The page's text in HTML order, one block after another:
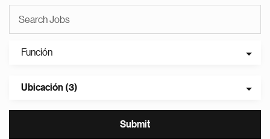
Función
Ubicación (3)